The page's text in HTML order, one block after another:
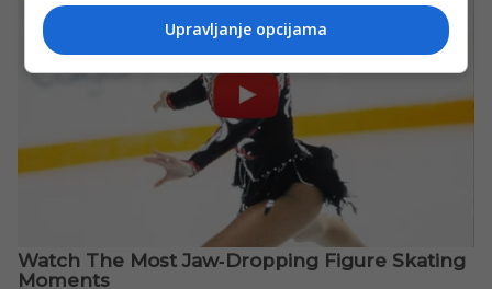
Upravljanje opcijama